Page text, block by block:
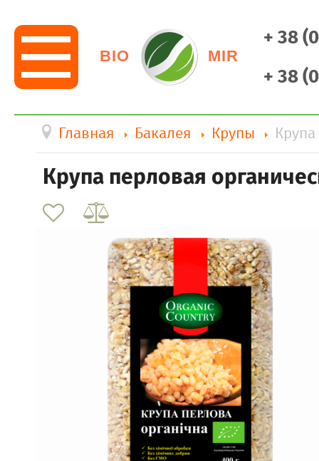
BIO MIR
+ 38
+ 38
Главная Бакалея Крупы
Крупа перловая